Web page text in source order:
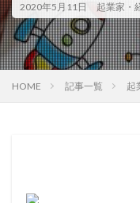
2020年5月11日 起業家・
HOME 記事一覧 起